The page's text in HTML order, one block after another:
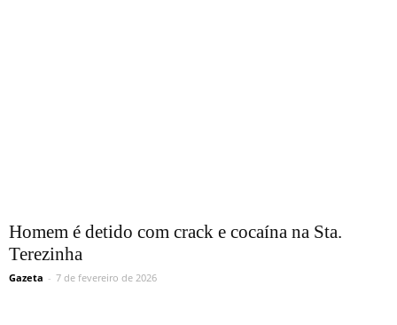
Homem é detido com crack e cocaína na Sta.
Terezinha
Gazeta - 7 de fevereiro de 2026